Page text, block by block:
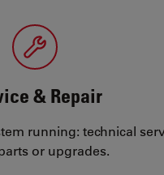
& Repair
running: technical
or upgrades.